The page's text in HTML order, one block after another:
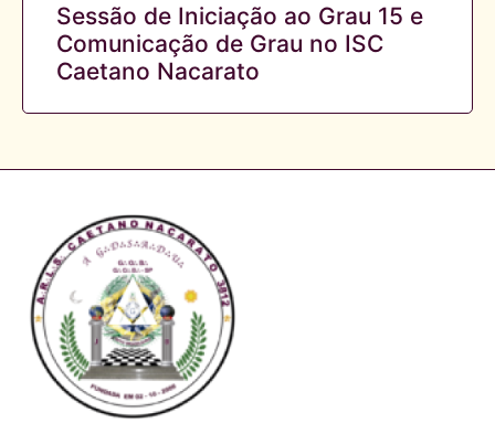
Sessão de Iniciação ao Grau 15 e
Comunicação de Grau no ISC
Caetano Nacarato